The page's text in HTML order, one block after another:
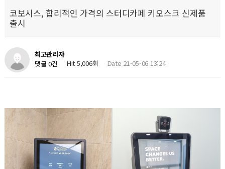
코보시스, 합리적인 가격의 스터디카페 키오스크 신제품
출시
최고관리자
댓글 0건
Hit 5,006회 Date 21-05-06 13:24